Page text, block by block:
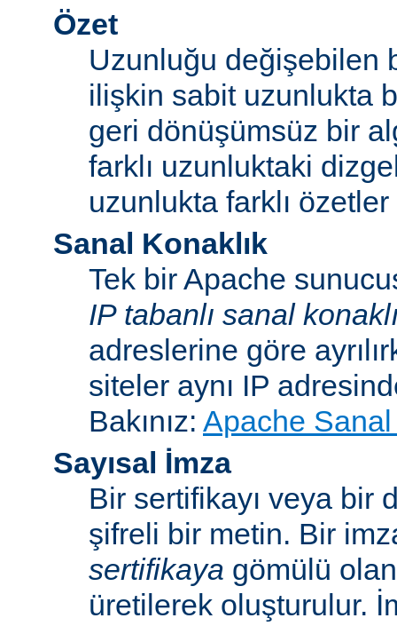
Özet
Uzunluğu değişebilen
ilişkin sabit uzunlukta
geri dönüşümsüz bir
farklı uzunluktaki
uzunlukta farklı
Sanal Konaklık
Tek bir Apache
IP tabanlı sanal
adreslerine göre
siteler aynı IP
Bakınız: Apache
Sayısal İmza
Bir sertifikayı veya bir
şifreli bir metin. Bir
sertifikaya gömülü
üretilerek oluşturulur.